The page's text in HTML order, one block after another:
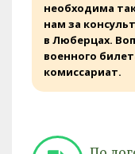
необходима
нам за
в Люберцах.
военного
комиссариат.